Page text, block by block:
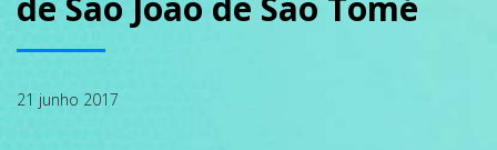
PODCAST
21 junho 2017